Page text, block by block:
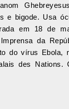
e bigode. Usa
em 18 de
da
do vírus Ebola,
des Nations.